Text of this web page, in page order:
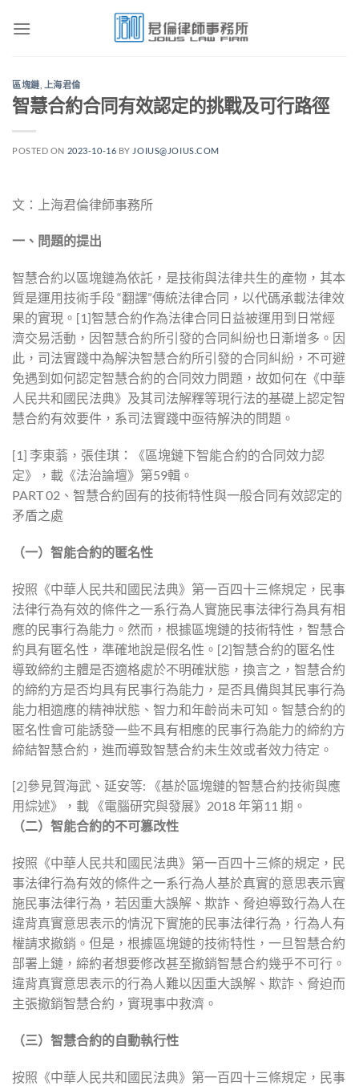
區塊鏈 上海君倫
智慧合約合同有效認定的挑戰及可行路徑
POSTED ON 2023-10-16 BY JOIUS@JOIUS.COM
文：上海君倫律師事務所
一、問題的提出
智慧合約以區塊鏈為依託，是技術與法律共生的產物，其本
質是運用技術手段 “翻譯”傳統法律合同，以代碼承載法律效
果的實現。[1]智慧合約作為法律合同日益被運用到日常經
濟交易活動，因智慧合約所引發的合同糾紛也日漸增多。因
此，司法實踐中為解決智慧合約所引發的合同糾紛，不可避
免遇到如何認定智慧合約的合同效力問題，故如何在《中華
人民共和國民法典》及其司法解釋等現行法的基礎上認定智
慧合約有效要件，系司法實踐中亟待解決的問題。
[1] 李東蓊，張佳琪：《區塊鏈下智能合約的合同效力認
定》，載《法治論壇》第59輯。
PART 02、智慧合約固有的技術特性與一般合同有效認定的
矛盾之處
（一）智能合約的匿名性
按照《中華人民共和國民法典》第一百四十三條規定，民事
法律行為有效的條件之一系行為人實施民事法律行為具有相
應的民事行為能力。然而，根據區塊鏈的技術特性，智慧合
約具有匿名性，準確地說是假名性。[2]智慧合約的匿名性
導致締約主體是否適格處於不明確狀態，換言之，智慧合約
的締約方是否均具有民事行為能力，是否具備與其民事行為
能力相適應的精神狀態、智力和年齡尚未可知。智慧合約的
匿名性會可能誘發一些不具有相應的民事行為能力的締約方
締結智慧合約，進而導致智慧合約未生效或者效力待定。
[2]參見賀海武、延安等: 《基於區塊鏈的智慧合約技術與應
用綜述》，載 《電腦研究與發展》2018 年第11 期。
（二）智能合約的不可篡改性
按照《中華人民共和國民法典》第一百四十三條的規定，民
事法律行為有效的條件之一系行為人基於真實的意思表示實
施民事法律行為，若因重大誤解、欺詐、脅迫導致行為人在
違背真實意思表示的情況下實施的民事法律行為，行為人有
權請求撤銷。但是，根據區塊鏈的技術特性，一旦智慧合約
部署上鏈，締約者想要修改甚至撤銷智慧合約幾乎不可行。
違背真實意思表示的行為人難以因重大誤解、欺詐、脅迫而
主張撤銷智慧合約，實現事中救濟。
（三）智慧合約的自動執行性
按照《中華人民共和國民法典》第一百四十三條規定，民事